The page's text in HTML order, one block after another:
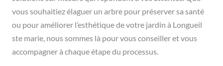
vous souhaitiez élaguer un arbre pour préserver sa santé
ou pour améliorer l’esthétique de votre jardin à Longueil
ste marie, nous sommes là pour vous conseiller et vous
accompagner à chaque étape du processus.